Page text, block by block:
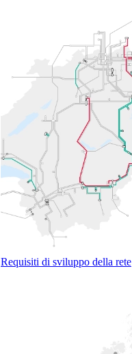
Requisiti di sviluppo della rete